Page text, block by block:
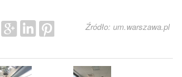
Źródło: um.warszawa.pl